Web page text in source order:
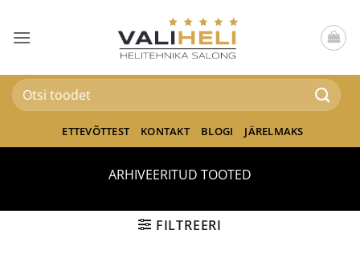
content
Otsi:
ETTEVÕTTEST KONTAKT BLOGI JÄRELMAKS
ARHIVEERITUD TOOTED
FILTREERI